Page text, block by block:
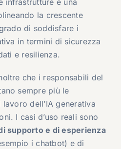
infrastrutture è una
la crescente
di soddisfare i
in termini di sicurezza
e resilienza.
che i responsabili del
sempre più le
dell’IA generativa
I casi d’uso reali sono
supporto e di esperienza
i chatbot) e di